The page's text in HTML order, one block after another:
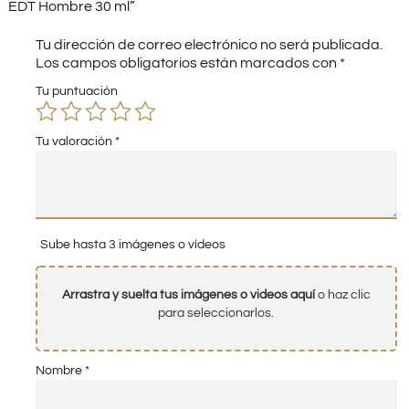
EDT Hombre 30 ml”
Tu dirección de correo electrónico no será publicada.
Los campos obligatorios están marcados con *
Tu puntuación
Tu valoración *
Sube hasta 3 imágenes o vídeos
Arrastra y suelta tus imágenes o videos aquío haz clic
para seleccionarlos.
Nombre *